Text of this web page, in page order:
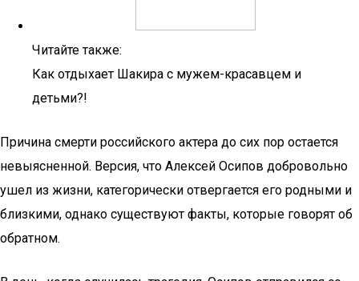
Читайте также:
Как отдыхает Шакира с мужем-красавцем и
детьми?!
Причина смерти российского актера до сих пор остается
невыясненной. Версия, что Алексей Осипов добровольно
ушел из жизни, категорически отвергается его родными и
близкими, однако существуют факты, которые говорят об
обратном.